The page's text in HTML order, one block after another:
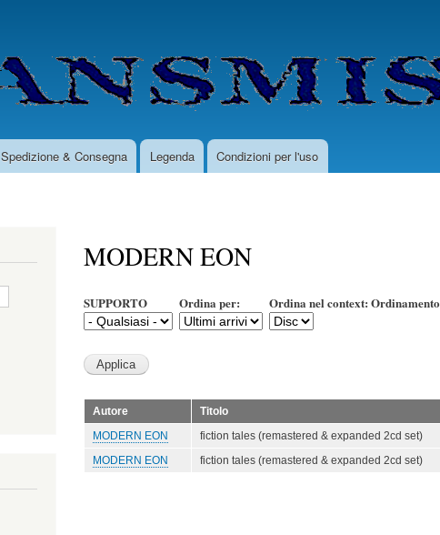
principale
Spedizione & Consegna Legenda Condizioni per l'uso
MODERN EON
SUPPORTO Ordina per: Ordina nel context: Ordinamento
Autore Titolo
MODERN EON
fiction tales (remastered & expanded 2cd set)
MODERN EON
fiction tales (remastered & expanded 2cd set)